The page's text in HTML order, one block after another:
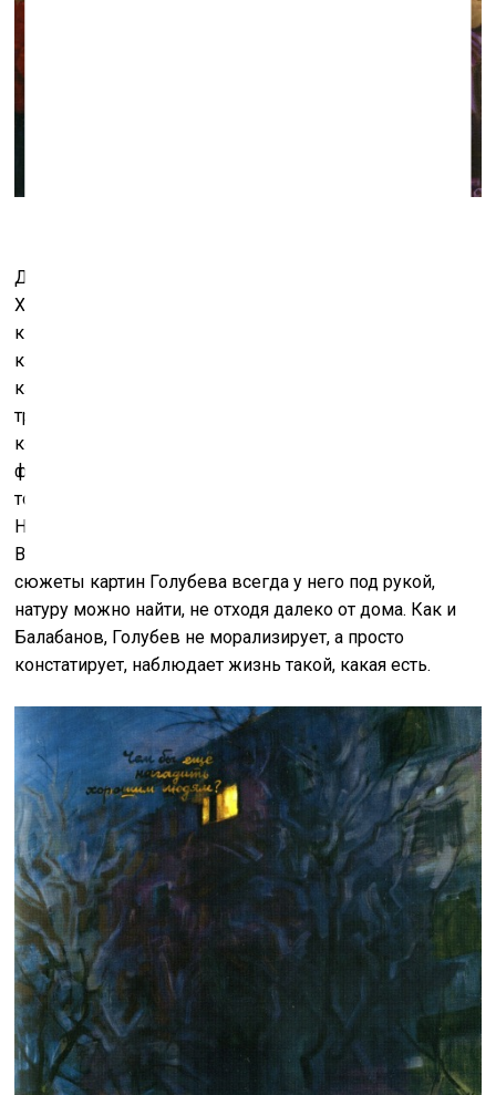
Другая составляющяя искусства Голубева – кино.
Художник не только театрален, но ещё более он
кинематографичен. Это проявляется в композиции
картин: близкие и фрагментарные планы, следящая
камера, которая в кино повторяет за персонажем
траекторию движений. Аналог Голубева в кино – это,
конечно же, режиссер Алексей Балабанов. С
фильмами Балабанова картины Голубева роднит не
только исследование человеческой природы.
Например, почти все фильмы Балабанова сняты на
Васильевском острове, где он живёт, точно так же
сюжеты картин Голубева всегда у него под рукой,
натуру можно найти, не отходя далеко от дома. Как и
Балабанов, Голубев не морализирует, а просто
констатирует, наблюдает жизнь такой, какая есть.